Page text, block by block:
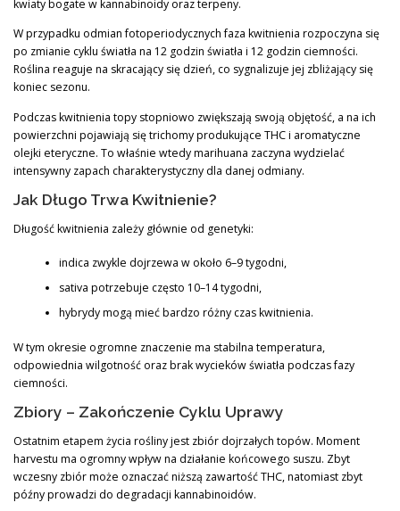
kwiaty bogate w kannabinoidy oraz terpeny.
W przypadku odmian fotoperiodycznych faza kwitnienia rozpoczyna się
po zmianie cyklu światła na 12 godzin światła i 12 godzin ciemności.
Roślina reaguje na skracający się dzień, co sygnalizuje jej zbliżający się
koniec sezonu.
Podczas kwitnienia topy stopniowo zwiększają swoją objętość, a na ich
powierzchni pojawiają się trichomy produkujące THC i aromatyczne
olejki eteryczne. To właśnie wtedy marihuana zaczyna wydzielać
intensywny zapach charakterystyczny dla danej odmiany.
Jak Długo Trwa Kwitnienie?
Długość kwitnienia zależy głównie od genetyki:
indica zwykle dojrzewa w około 6–9 tygodni,
sativa potrzebuje często 10–14 tygodni,
hybrydy mogą mieć bardzo różny czas kwitnienia.
W tym okresie ogromne znaczenie ma stabilna temperatura,
odpowiednia wilgotność oraz brak wycieków światła podczas fazy
ciemności.
Zbiory – Zakończenie Cyklu Uprawy
Ostatnim etapem życia rośliny jest zbiór dojrzałych topów. Moment
harvestu ma ogromny wpływ na działanie końcowego suszu. Zbyt
wczesny zbiór może oznaczać niższą zawartość THC, natomiast zbyt
późny prowadzi do degradacji kannabinoidów.